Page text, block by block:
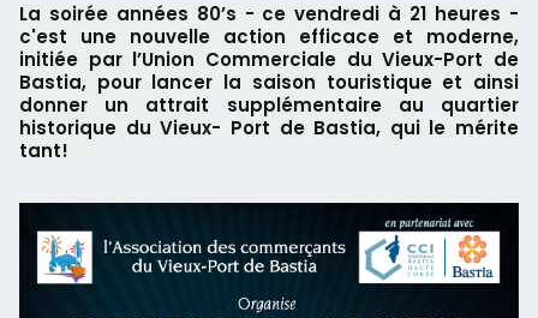
La soirée années 80’s - ce vendredi à 21 heures -
c'est une nouvelle action efficace et moderne,
initiée par l’Union Commerciale du Vieux-Port de
Bastia, pour lancer la saison touristique et ainsi
donner un attrait supplémentaire au quartier
historique du Vieux- Port de Bastia, qui le mérite
tant!